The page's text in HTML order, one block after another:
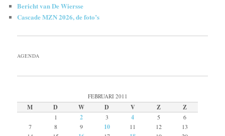
Bericht van De Wiersse
Cascade MZN 2026, de foto’s
AGENDA
FEBRUARI 2011
M D W D V Z Z
1 2 3 4 5
6
7
8 9 10 11 12
13